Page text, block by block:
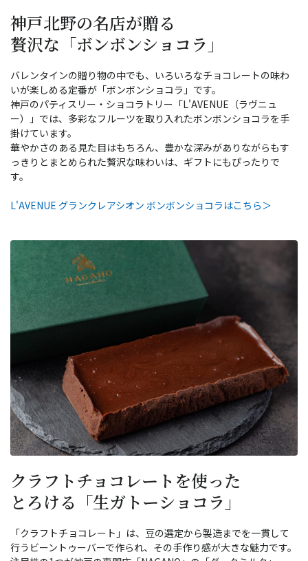
神戸北野の名店が贈る
贅沢な「ボンボンショコラ」
バレンタインの贈り物の中でも、いろいろなチョコレートの味わ
いが楽しめる定番が「ボンボンショコラ」です。
神戸のパティスリー・ショコラトリー「L'AVENUE（ラヴニュ
ー）」では、多彩なフルーツを取り入れたボンボンショコラを手
掛けています。
華やかさのある見た目はもちろん、豊かな深みがありながらもす
っきりとまとめられた贅沢な味わいは、ギフトにもぴったりで
す。
L'AVENUE グランクレアシオン ボンボンショコラはこちら＞
クラフトチョコレートを使った
とろける「生ガトーショコラ」
「クラフトチョコレート」は、豆の選定から製造までを一貫して
行うビーントゥーバーで作られ、その手作り感が大きな魅力です。